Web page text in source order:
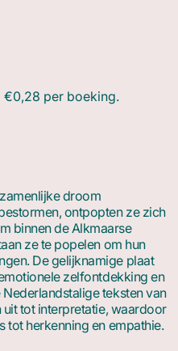
€0,28 per boeking.
droom
ontpopten ze zich
binnen de Alkmaarse
ze te popelen om hun
De gelijknamige plaat
zelfontdekking en
teksten van
tot interpretatie, waardoor
tot herkenning en empathie.